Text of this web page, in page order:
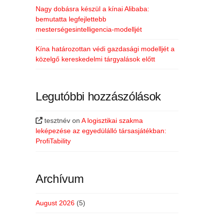
Nagy dobásra készül a kínai Alibaba:
bemutatta legfejlettebb
mesterségesintelligencia-modelljét
Kína határozottan védi gazdasági modelljét a
közelgő kereskedelmi tárgyalások előtt
Legutóbbi hozzászólások
tesztnév onA logisztikai szakma
leképezése az egyedülálló társasjátékban:
ProfiTability
Archívum
August 2026 (5)